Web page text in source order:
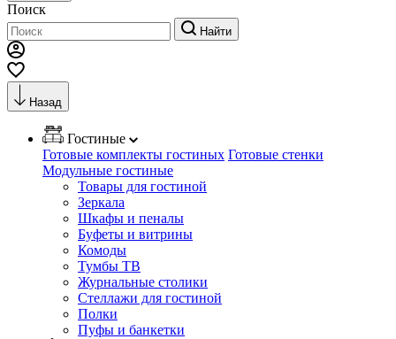
Поиск
Найти
Назад
Гостиные
Готовые комплекты гостиных Готовые стенки
Модульные гостиные
Товары для гостиной
Зеркала
Шкафы и пеналы
Буфеты и витрины
Комоды
Тумбы ТВ
Журнальные столики
Стеллажи для гостиной
Полки
Пуфы и банкетки